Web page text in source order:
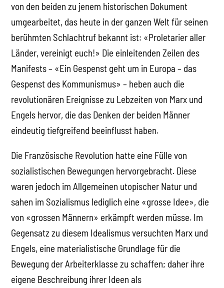
von den beiden zu jenem historischen Dokument
umgearbeitet, das heute in der ganzen Welt für seinen
berühmten Schlachtruf bekannt ist: «Proletarier aller
Länder, vereinigt euch!» Die einleitenden Zeilen des
Manifests – «Ein Gespenst geht um in Europa – das
Gespenst des Kommunismus» – heben auch die
revolutionären Ereignisse zu Lebzeiten von Marx und
Engels hervor, die das Denken der beiden Männer
eindeutig tiefgreifend beeinflusst haben.
Die Französische Revolution hatte eine Fülle von
sozialistischen Bewegungen hervorgebracht. Diese
waren jedoch im Allgemeinen utopischer Natur und
sahen im Sozialismus lediglich eine «grosse Idee», die
von «grossen Männern» erkämpft werden müsse. Im
Gegensatz zu diesem Idealismus versuchten Marx und
Engels, eine materialistische Grundlage für die
Bewegung der Arbeiterklasse zu schaffen; daher ihre
eigene Beschreibung ihrer Ideen als